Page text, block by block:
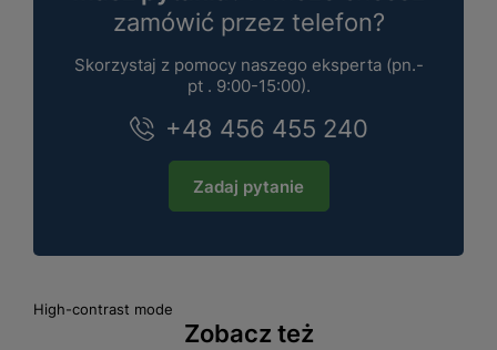
zamówić przez telefon?
Skorzystaj z pomocy naszego eksperta (pn.-
pt . 9:00-15:00).
+48 456 455 240
Zadaj pytanie
High-contrast mode
Zobacz też